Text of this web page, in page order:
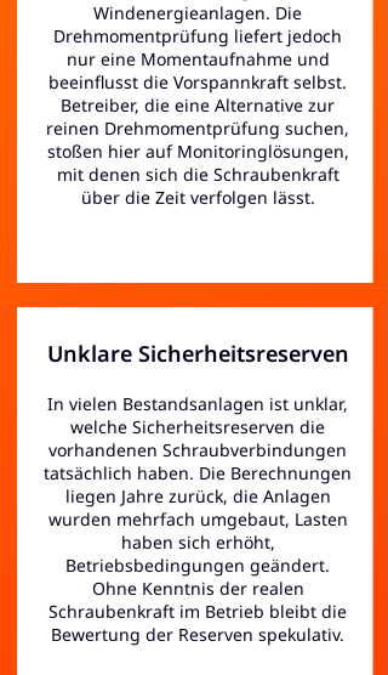
Windenergieanlagen. Die
Drehmomentprüfung liefert jedoch
nur eine Momentaufnahme und
beeinflusst die Vorspannkraft selbst.
Betreiber, die eine Alternative zur
reinen Drehmomentprüfung suchen,
stoßen hier auf Monitoringlösungen,
mit denen sich die Schraubenkraft
über die Zeit verfolgen lässt.
Unklare Sicherheitsreserven
In vielen Bestandsanlagen ist unklar,
welche Sicherheitsreserven die
vorhandenen Schraubverbindungen
tatsächlich haben. Die Berechnungen
liegen Jahre zurück, die Anlagen
wurden mehrfach umgebaut, Lasten
haben sich erhöht,
Betriebsbedingungen geändert.
Ohne Kenntnis der realen
Schraubenkraft im Betrieb bleibt die
Bewertung der Reserven spekulativ.